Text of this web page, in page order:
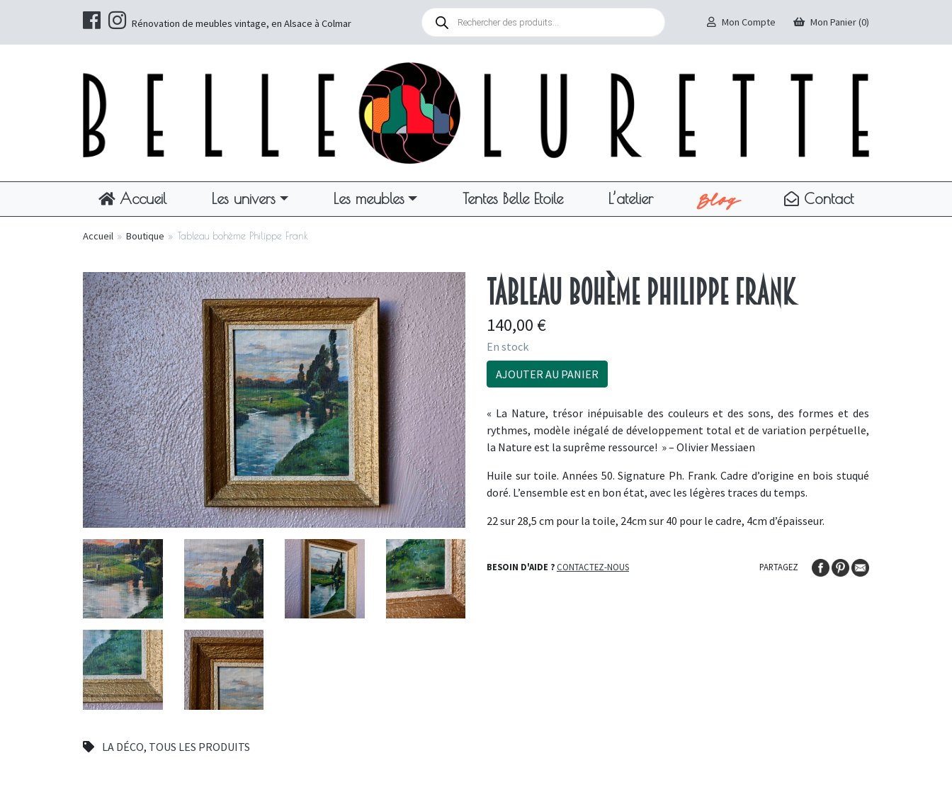
Rénovation de meubles vintage, en Alsace à Colmar
Recherche
produits
Mon Compte Mon Panier (0)
Accueil Les univers Les meubles Tentes Belle Etoile L’atelier Blog Contact
Accueil » Boutique » Tableau bohème Philippe Frank
LA DÉCO, TOUS LES PRODUITS
Tableau bohème Philippe Frank
140,00 €
En stock
AJOUTER AU PANIER
« La Nature, trésor inépuisable des couleurs et des sons, des formes et des
rythmes, modèle inégalé de développement total et de variation perpétuelle,
la Nature est la suprême ressource! » – Olivier Messiaen
Huile sur toile. Années 50. Signature Ph. Frank. Cadre d’origine en bois stuqué
doré. L’ensemble est en bon état, avec les légères traces du temps.
22 sur 28,5 cm pour la toile, 24cm sur 40 pour le cadre, 4cm d’épaisseur.
BESOIN D'AIDE ?CONTACTEZ-NOUS PARTAGEZ